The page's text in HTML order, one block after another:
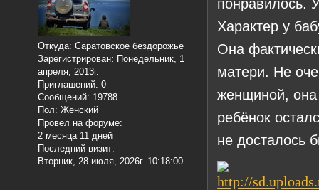
Откуда: Саратовское бездорожье
Зарегистрирован: Понедельник, 1
апреля, 2013г.
Приглашений: 0
Сообщений: 19788
Пол: Женский
Провел на форуме:
2 месяца 11 дней
Последний визит:
Вторник, 28 июля, 2026г. 10:18:00
Характер у
Она
матери. Не
женщиной, она
ребёнок
не досталось